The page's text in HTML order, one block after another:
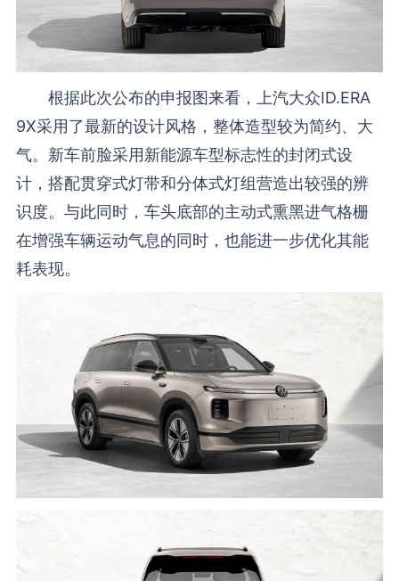
根据此次公布的申报图来看，上汽大众ID.ERA
9X采用了最新的设计风格，整体造型较为简约、大
气。新车前脸采用新能源车型标志性的封闭式设
计，搭配贯穿式灯带和分体式灯组营造出较强的辨
识度。与此同时，车头底部的主动式熏黑进气格栅
在增强车辆运动气息的同时，也能进一步优化其能
耗表现。